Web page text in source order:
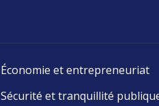
Économie et entrepreneuriat
Sécurité et tranquillité